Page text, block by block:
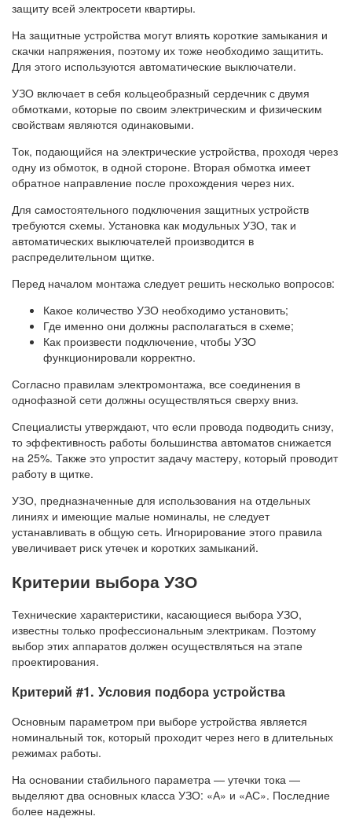
защиту всей электросети квартиры.
На защитные устройства могут влиять короткие замыкания и
скачки напряжения, поэтому их тоже необходимо защитить.
Для этого используются автоматические выключатели.
УЗО включает в себя кольцеобразный сердечник с двумя
обмотками, которые по своим электрическим и физическим
свойствам являются одинаковыми.
Ток, подающийся на электрические устройства, проходя через
одну из обмоток, в одной стороне. Вторая обмотка имеет
обратное направление после прохождения через них.
Для самостоятельного подключения защитных устройств
требуются схемы. Установка как модульных УЗО, так и
автоматических выключателей производится в
распределительном щитке.
Перед началом монтажа следует решить несколько вопросов:
Какое количество УЗО необходимо установить;
Где именно они должны располагаться в схеме;
Как произвести подключение, чтобы УЗО
функционировали корректно.
Согласно правилам электромонтажа, все соединения в
однофазной сети должны осуществляться сверху вниз.
Специалисты утверждают, что если провода подводить снизу,
то эффективность работы большинства автоматов снижается
на 25%. Также это упростит задачу мастеру, который проводит
работу в щитке.
УЗО, предназначенные для использования на отдельных
линиях и имеющие малые номиналы, не следует
устанавливать в общую сеть. Игнорирование этого правила
увеличивает риск утечек и коротких замыканий.
Критерии выбора УЗО
Технические характеристики, касающиеся выбора УЗО,
известны только профессиональным электрикам. Поэтому
выбор этих аппаратов должен осуществляться на этапе
проектирования.
Критерий #1. Условия подбора устройства
Основным параметром при выборе устройства является
номинальный ток, который проходит через него в длительных
режимах работы.
На основании стабильного параметра — утечки тока —
выделяют два основных класса УЗО: «А» и «АС». Последние
более надежны.